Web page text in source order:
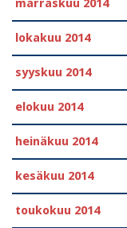
marraskuu 2014
lokakuu 2014
syyskuu 2014
elokuu 2014
heinäkuu 2014
kesäkuu 2014
toukokuu 2014